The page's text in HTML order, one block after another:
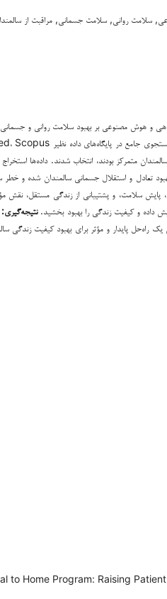
سلامت روانی, سلامت جسمانی, مراقبت از
و هوش مصنوعی بر بهبود سلامت روانی و
متمرکز بودند، انتخاب شدند. داده‌ها
تعادل و استقلال جسمانی سالمندان شده و
سلامت، و پشتیبانی از زندگی مستقل، نقش
داده و کیفیت زندگی را بهبود بخشید.نتیجه‌گیری:
پایدار و مؤثر برای بهبود کیفیت زندگی
to Home Program: Raising